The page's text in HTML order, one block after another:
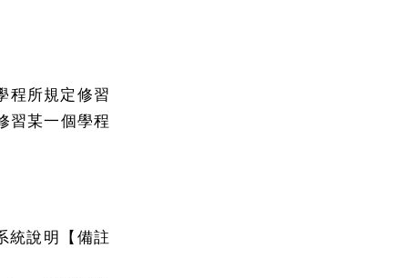
程所規定修習
習某一個學程
統說明【備註